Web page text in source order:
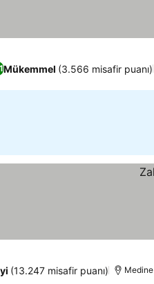
Mükemmel (3.566 misafir puanı)
(13.247 misafir puanı) Medine